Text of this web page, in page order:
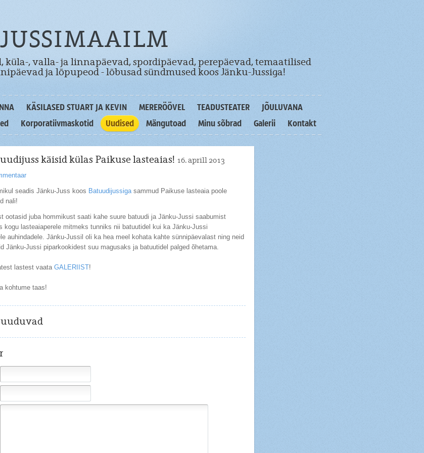
JUSSIMAAILM
küla-, valla- ja linnapäevad, spordipäevad, perepäevad, temaatilised
ja lõpupeod - lõbusad sündmused koos Jänku-Jussiga!
KÄSILASED STUART JA KEVIN MERERÖÖVEL TEADUSTEATER
JÕULUVANA
Korporatiivmaskotid Uudised Mängutoad Minu sõbrad Galerii Kontakt
käisid külas Paikuse lasteaias! 16. aprill 2013
seadis Jänku-Juss koos Batuudijussigasammud Paikuse lasteaia poole
nali!
ootasid juba hommikust saati kahe suure batuudi ja Jänku-Jussi saabumist
kogu lasteaiaperele mitmeks tunniks nii batuutidel kui ka Jänku-Jussi
auhindadele. Jänku-Jussil oli ka hea meel kohata kahte sünnipäevalast ning neid
Jänku-Jussi piparkookidest suu magusaks ja batuutidel palged õhetama.
lastest vaata GALERIIST!
kohtume taas!